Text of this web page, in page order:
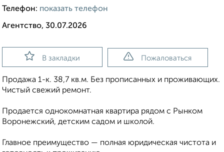
Телефон: показать телефон
Агентство, 30.07.2026
В закладки Пожаловаться
Продажа 1-к. 38,7 кв.м. Без прописанных и проживающих.
Чистый свежий ремонт.
Продается однокомнатная квартира рядом с Рынком
Воронежский, детским садом и школой.
Главное преимущество — полная юридическая чистота и